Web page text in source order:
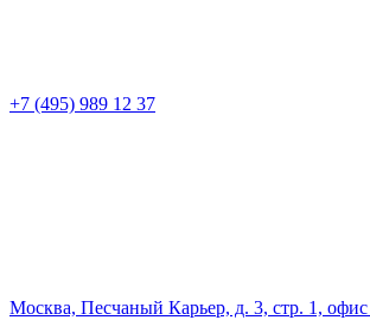
+7 (495) 989 12 37
Москва, Песчаный Карьер, д. 3, стр. 1,